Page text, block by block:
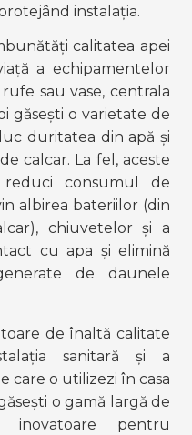
instalația.
calitatea apei
a echipamentelor
sau vase, centrala
găsești o varietate de
duritatea din apă și
calcar. La fel, aceste
consumul de
albirea bateriilor (din
chiuvetelor și a
cu apa și elimină
de daunele
de înaltă calitate
sanitară și a
care o utilizezi în casa
o gamă largă de
inovatoare pentru